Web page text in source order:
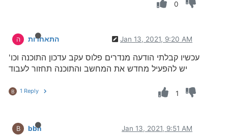
0
ה התאחדות Jan 13, 2021, 9:20 AM
עכשיו קבלתי הודעה מנדרים פלוס עקב עדכון התוכנה וכו'
יש להפעיל מחדש את המחשב והתוכנה תחזור לעבוד
B 1 Reply 1
B bbn Jan 13, 2021, 9:51 AM